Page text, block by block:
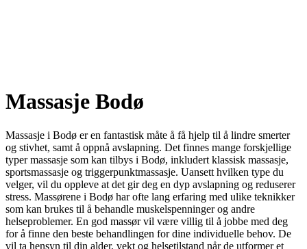
Massasje Bodø
Massasje i Bodø er en fantastisk måte å få hjelp til å lindre smerter
og stivhet, samt å oppnå avslapning. Det finnes mange forskjellige
typer massasje som kan tilbys i Bodø, inkludert klassisk massasje,
sportsmassasje og triggerpunktmassasje. Uansett hvilken type du
velger, vil du oppleve at det gir deg en dyp avslapning og reduserer
stress. Massørene i Bodø har ofte lang erfaring med ulike teknikker
som kan brukes til å behandle muskelspenninger og andre
helseproblemer. En god massør vil være villig til å jobbe med deg
for å finne den beste behandlingen for dine individuelle behov. De
vil ta hensyn til din alder, vekt og helsetilstand når de utformer et